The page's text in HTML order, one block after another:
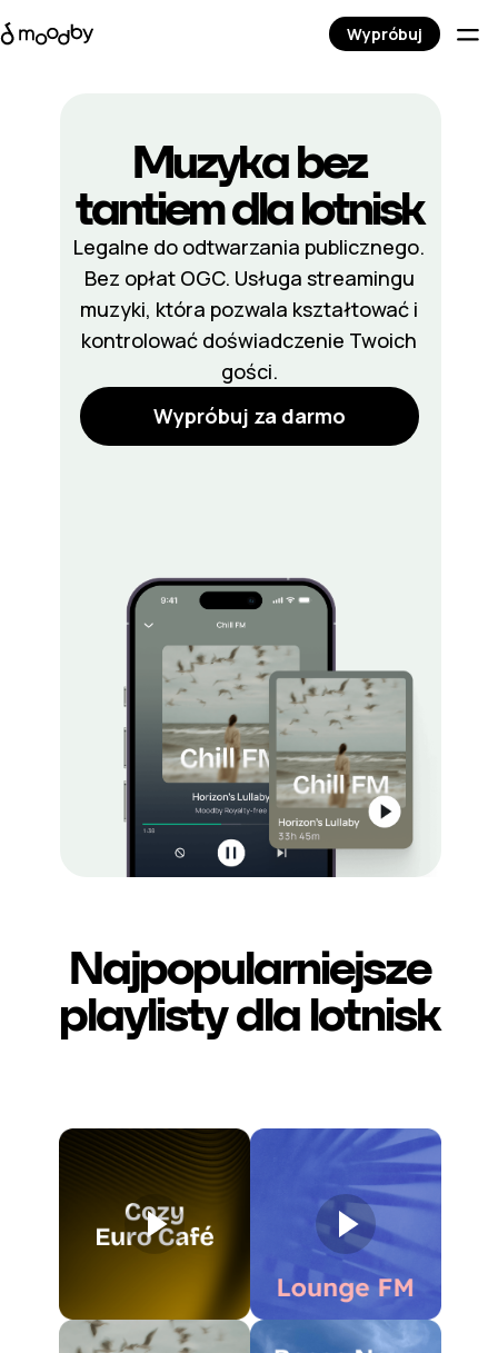
Muzyka bez
tantiem dla lotnisk
Legalne do odtwarzania publicznego.
Bez opłat OGC. Usługa streamingu
muzyki, która pozwala kształtować i
kontrolować doświadczenie Twoich
gości.
Wypróbuj za darmo
Najpopularniejsze
playlisty dla lotnisk
Wypróbuj